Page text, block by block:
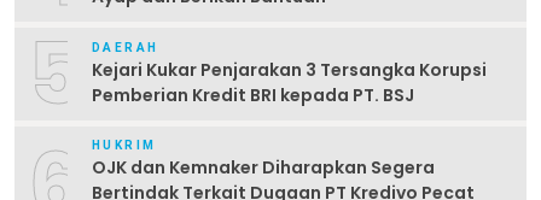
5 DAERAH
Kejari Kukar Penjarakan 3 Tersangka Korupsi
Pemberian Kredit BRI kepada PT. BSJ
HUKRIM
OJK dan Kemnaker Diharapkan Segera
Bertindak Terkait Dugaan PT Kredivo Pecat